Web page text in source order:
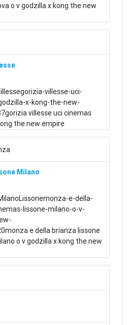
o v godzilla x kong the new
villesse-uci-
x-kong-the-new-
villesse uci cinemas
the new empire
Milano
e-della-
lissone-milano-o-v-
e della brianza lissone
o v godzilla x kong the new